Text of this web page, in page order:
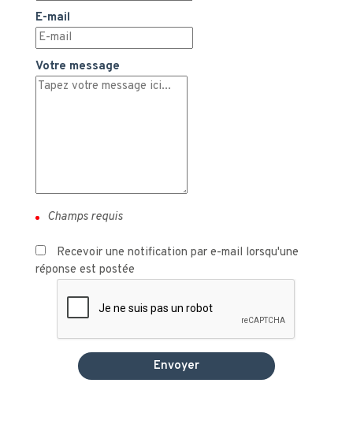
E-mail
Votre message
Recevoir une notification par e-mail lorsqu'une
réponse est postée